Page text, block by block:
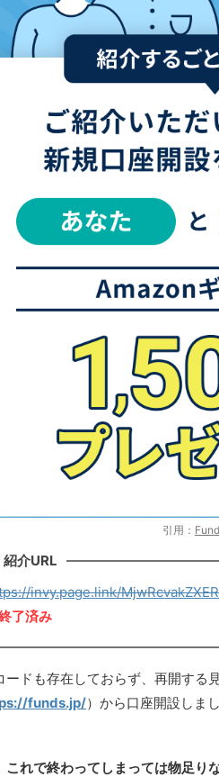
引用：
紹介URL
invy.page.link/
了済み
ードも存在しておらず、再開する
funds.jp/）から口座開設しまし
これで終わってしまっては物足りな